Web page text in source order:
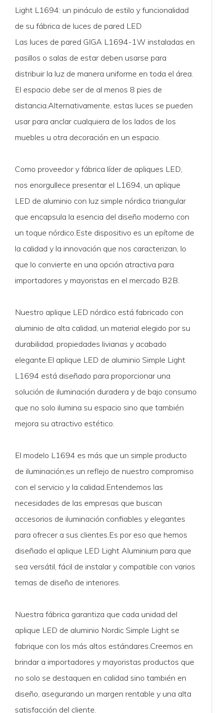
Light L1694: un pináculo de estilo y funcionalidad
de su fábrica de luces de pared LED
Las luces de pared GIGA L1694-1W instaladas en
pasillos o salas de estar deben usarse para
distribuir la luz de manera uniforme en toda el área.
El espacio debe ser de al menos 8 pies de
distancia.Alternativamente, estas luces se pueden
usar para anclar cualquiera de los lados de los
muebles u otra decoración en un espacio.
Como proveedor y fábrica líder de apliques LED,
nos enorgullece presentar el L1694, un aplique
LED de aluminio con luz simple nórdica triangular
que encapsula la esencia del diseño moderno con
un toque nórdico.Este dispositivo es un epítome de
la calidad y la innovación que nos caracterizan, lo
que lo convierte en una opción atractiva para
importadores y mayoristas en el mercado B2B.
Nuestro aplique LED nórdico está fabricado con
aluminio de alta calidad, un material elegido por su
durabilidad, propiedades livianas y acabado
elegante.El aplique LED de aluminio Simple Light
L1694 está diseñado para proporcionar una
solución de iluminación duradera y de bajo consumo
que no solo ilumina su espacio sino que también
mejora su atractivo estético.
El modelo L1694 es más que un simple producto
de iluminación;es un reflejo de nuestro compromiso
con el servicio y la calidad.Entendemos las
necesidades de las empresas que buscan
accesorios de iluminación confiables y elegantes
para ofrecer a sus clientes.Es por eso que hemos
diseñado el aplique LED Light Aluminium para que
sea versátil, fácil de instalar y compatible con varios
temas de diseño de interiores.
Nuestra fábrica garantiza que cada unidad del
aplique LED de aluminio Nordic Simple Light se
fabrique con los más altos estándares.Creemos en
brindar a importadores y mayoristas productos que
no solo se destaquen en calidad sino también en
diseño, asegurando un margen rentable y una alta
satisfacción del cliente.